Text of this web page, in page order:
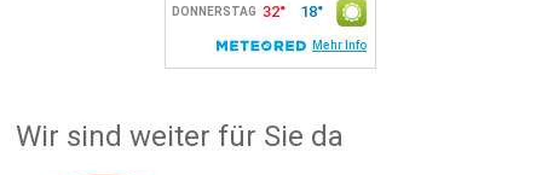
Wir sind weiter für Sie da